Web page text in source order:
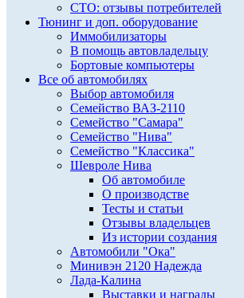
СТО: отзывы потребителей
Тюнинг и доп. оборудование
Иммобилизаторы
В помощь автовладельцу
Бортовые компьютеры
Все об автомобилях
Выбор автомобиля
Семейство ВАЗ-2110
Семейство "Самара"
Семейство "Нива"
Семейство "Классика"
Шевроле Нива
Об автомобиле
О производстве
Тесты и статьи
Отзывы владельцев
Из истории создания
Автомобили "Ока"
Минивэн 2120 Надежда
Лада-Калина
Выставки и награды